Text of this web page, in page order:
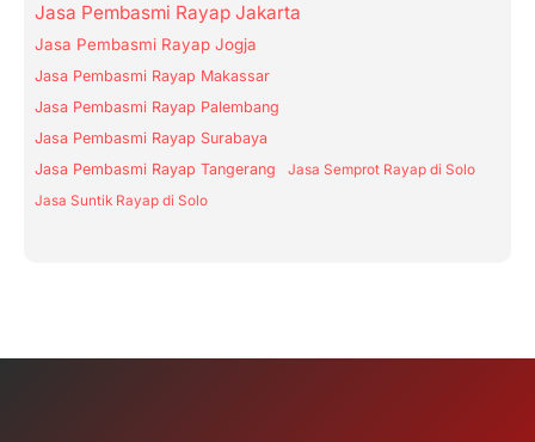
Jasa Pembasmi Rayap Jakarta
Jasa Pembasmi Rayap Jogja
Jasa Pembasmi Rayap Makassar
Jasa Pembasmi Rayap Palembang
Jasa Pembasmi Rayap Surabaya
Jasa Pembasmi Rayap Tangerang
Jasa Semprot Rayap di Solo
Jasa Suntik Rayap di Solo